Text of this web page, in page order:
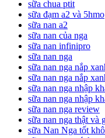
sữa chua ptit
sữa đạm a2 và 5hmo
sữa nan a2
sữa nan của nga
sữa nan infinipro
sữa nan nga
sữa nan nga nắp
sữa nan nga nắp
sữa nan nga nhập
sữa nan nga nhập
sữa nan nga review
sữa nan nga thật và
sữa Nan Nga tốt